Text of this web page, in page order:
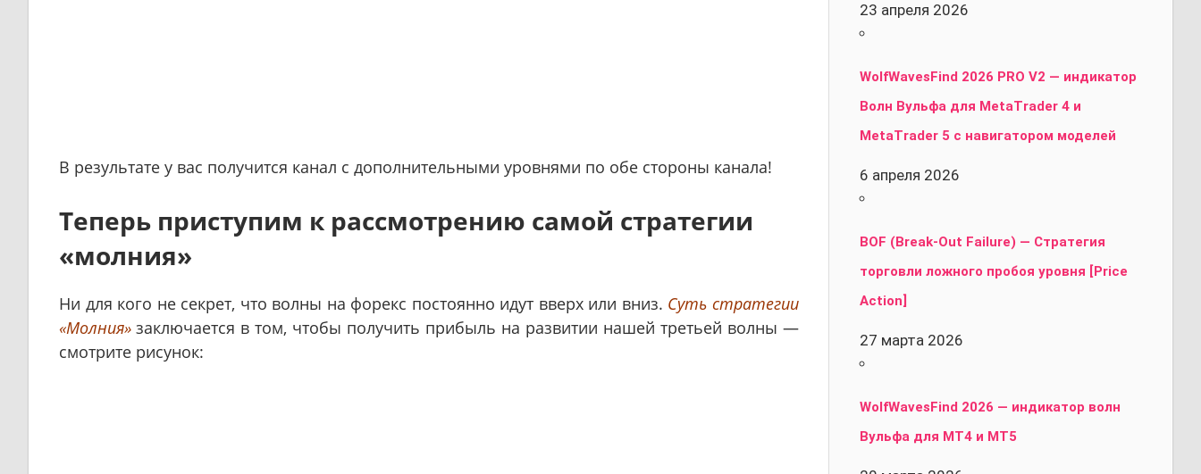
В результате у вас получится канал с дополнительными уровнями по обе стороны канала!
Теперь приступим к рассмотрению самой стратегии
«молния»
Ни для кого не секрет, что волны на форекс постоянно идут вверх или вниз. Суть стратегии
«Молния» заключается в том, чтобы получить прибыль на развитии нашей третьей волны —
смотрите рисунок:
23 апреля 2026
WolfWavesFind 2026 PRO V2 — индикатор
Волн Вульфа для MetaTrader 4 и
MetaTrader 5 с навигатором моделей
6 апреля 2026
BOF (Break-Out Failure) — Стратегия
торговли ложного пробоя уровня [Price
Action]
27 марта 2026
WolfWavesFind 2026 — индикатор волн
Вульфа для MT4 и MT5